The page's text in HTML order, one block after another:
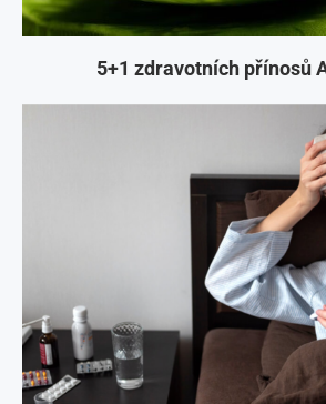
5+1 zdravotních přínosů